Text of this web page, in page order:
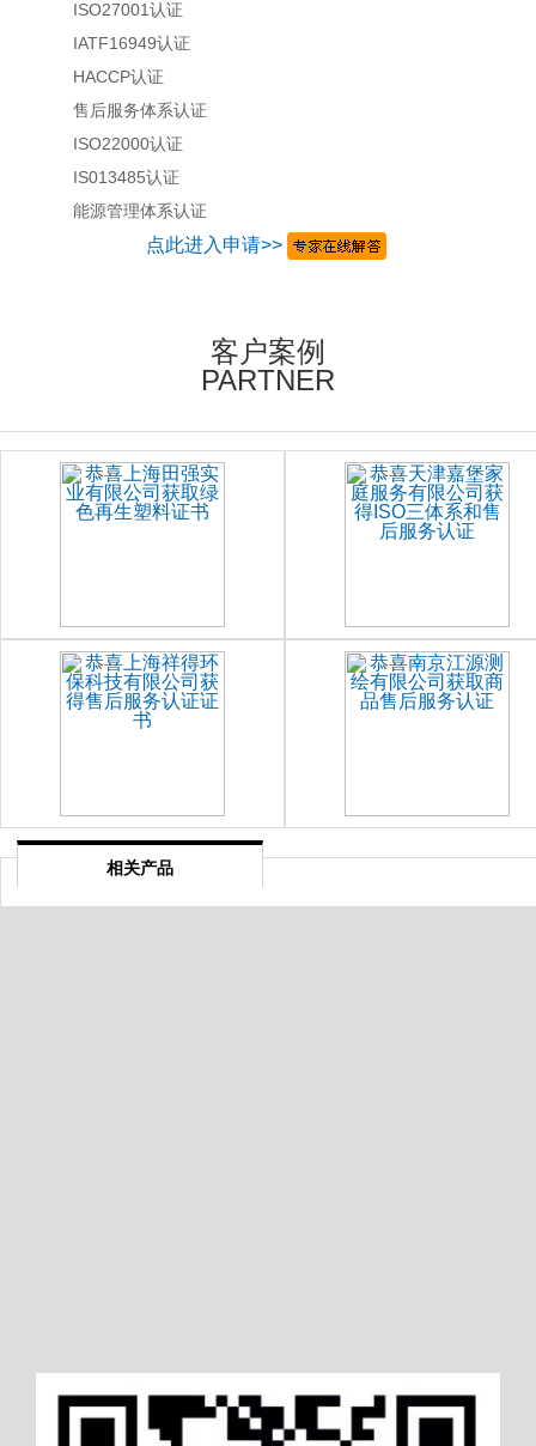
ISO27001认证
IATF16949认证
HACCP认证
售后服务体系认证
ISO22000认证
IS013485认证
能源管理体系认证
点此进入申请>>
客户案例
PARTNER
相关产品